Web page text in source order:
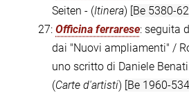
Seiten - (Itinera) [Be 5380-
27: Officina ferrarese: seguita
dai "Nuovi ampliamenti" /
uno scritto di Daniele
(Carte d'artisti) [Be 1960-